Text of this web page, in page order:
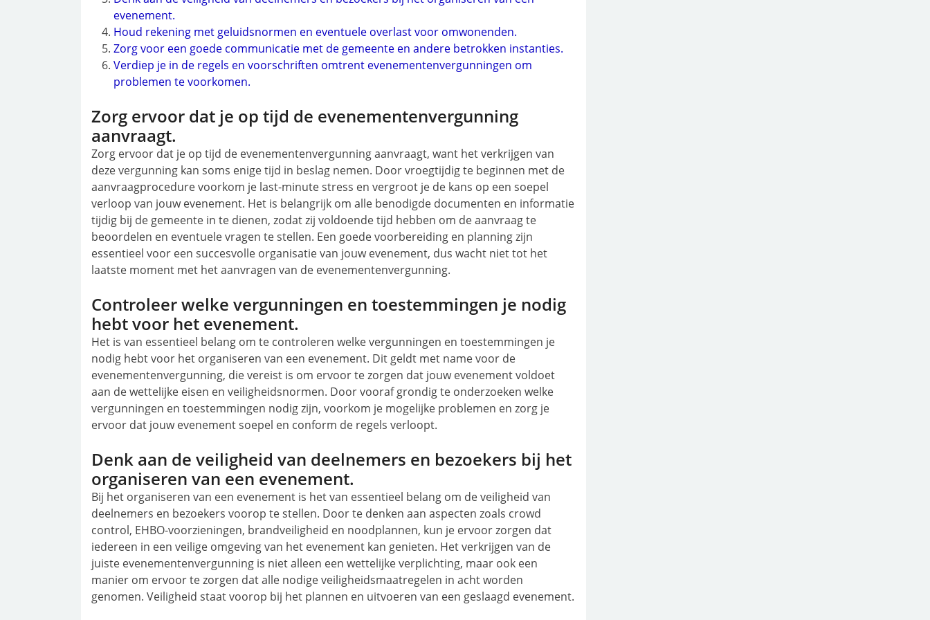
evenement.
Houd rekening met geluidsnormen en eventuele overlast voor omwonenden.
Zorg voor een goede communicatie met de gemeente en andere betrokken instanties.
Verdiep je in de regels en voorschriften omtrent evenementenvergunningen om
problemen te voorkomen.
Zorg ervoor dat je op tijd de evenementenvergunning
aanvraagt.
Zorg ervoor dat je op tijd de evenementenvergunning aanvraagt, want het verkrijgen van
deze vergunning kan soms enige tijd in beslag nemen. Door vroegtijdig te beginnen met de
aanvraagprocedure voorkom je last-minute stress en vergroot je de kans op een soepel
verloop van jouw evenement. Het is belangrijk om alle benodigde documenten en informatie
tijdig bij de gemeente in te dienen, zodat zij voldoende tijd hebben om de aanvraag te
beoordelen en eventuele vragen te stellen. Een goede voorbereiding en planning zijn
essentieel voor een succesvolle organisatie van jouw evenement, dus wacht niet tot het
laatste moment met het aanvragen van de evenementenvergunning.
Controleer welke vergunningen en toestemmingen je nodig
hebt voor het evenement.
Het is van essentieel belang om te controleren welke vergunningen en toestemmingen je
nodig hebt voor het organiseren van een evenement. Dit geldt met name voor de
evenementenvergunning, die vereist is om ervoor te zorgen dat jouw evenement voldoet
aan de wettelijke eisen en veiligheidsnormen. Door vooraf grondig te onderzoeken welke
vergunningen en toestemmingen nodig zijn, voorkom je mogelijke problemen en zorg je
ervoor dat jouw evenement soepel en conform de regels verloopt.
Denk aan de veiligheid van deelnemers en bezoekers bij het
organiseren van een evenement.
Bij het organiseren van een evenement is het van essentieel belang om de veiligheid van
deelnemers en bezoekers voorop te stellen. Door te denken aan aspecten zoals crowd
control, EHBO-voorzieningen, brandveiligheid en noodplannen, kun je ervoor zorgen dat
iedereen in een veilige omgeving van het evenement kan genieten. Het verkrijgen van de
juiste evenementenvergunning is niet alleen een wettelijke verplichting, maar ook een
manier om ervoor te zorgen dat alle nodige veiligheidsmaatregelen in acht worden
genomen. Veiligheid staat voorop bij het plannen en uitvoeren van een geslaagd evenement.